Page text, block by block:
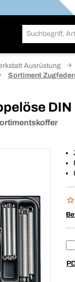
Ausrüstung
Sortiment
DIN